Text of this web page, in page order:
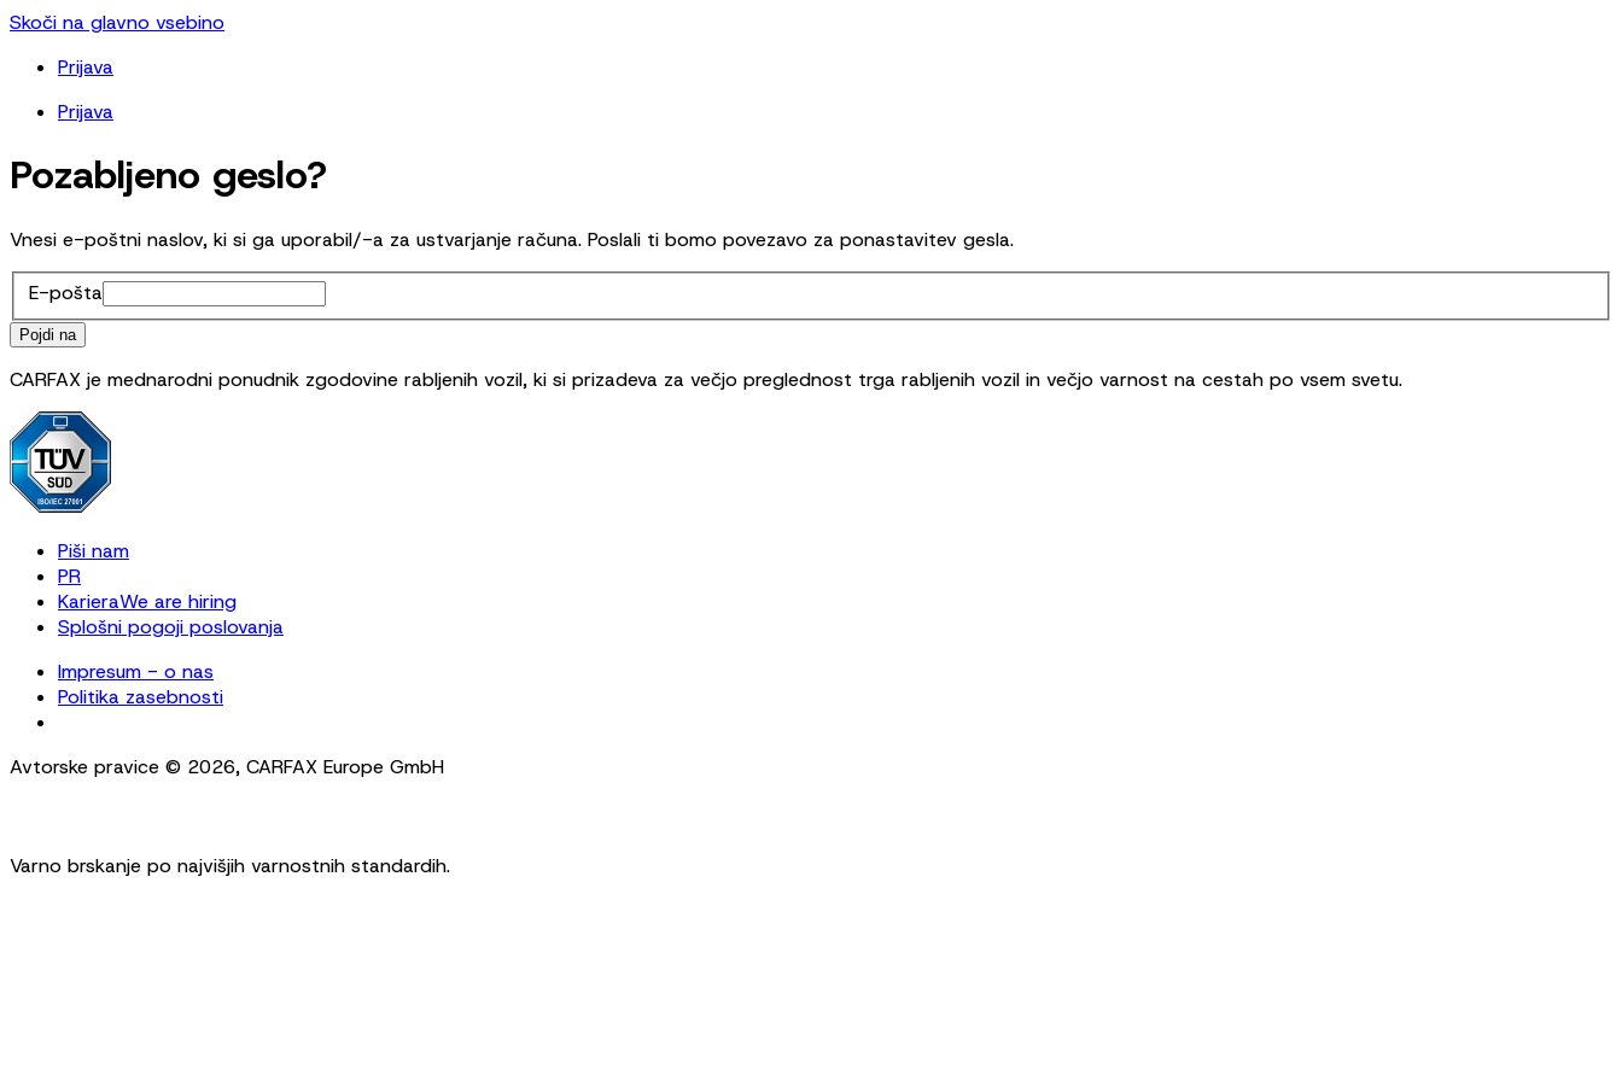
Skoči na glavno vsebino
Prijava
Prijava
Pozabljeno geslo?
Vnesi e-poštni naslov, ki si ga uporabil/-a za ustvarjanje računa. Poslali ti bomo povezavo za ponastavitev gesla.
E-pošta
Pojdi na
CARFAX je mednarodni ponudnik zgodovine rabljenih vozil, ki si prizadeva za večjo preglednost trga rabljenih vozil in večjo varnost na cestah po vsem svetu.
Piši nam
PR
KarieraWe are hiring
Splošni pogoji poslovanja
Impresum - o nas
Politika zasebnosti
Avtorske pravice © 2026, CARFAX Europe GmbH
Varno brskanje po najvišjih varnostnih standardih.